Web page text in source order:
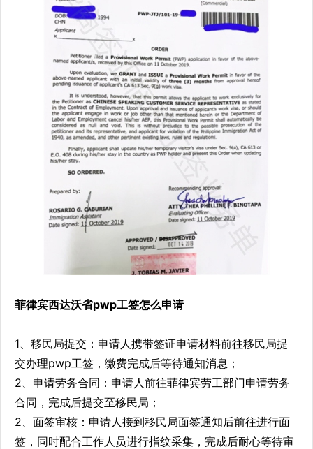
菲律宾西达沃省pwp工签怎么申请
1、移民局提交：申请人携带签证申请材料前往移民局提
交办理pwp工签，缴费完成后等待通知消息；
2、申请劳务合同：申请人前往菲律宾劳工部门申请劳务
合同，完成后提交至移民局；
2、面签审核：申请人接到移民局面签通知后前往进行面
签，同时配合工作人员进行指纹采集，完成后耐心等待审